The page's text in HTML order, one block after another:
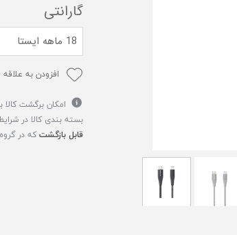
گارانتی
18 ماهه ایستا
افزودن به
امکان برگشت کالا
بسته بندی کالا در
قابل بازگشت که در